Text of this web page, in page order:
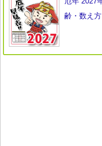
齢・数え